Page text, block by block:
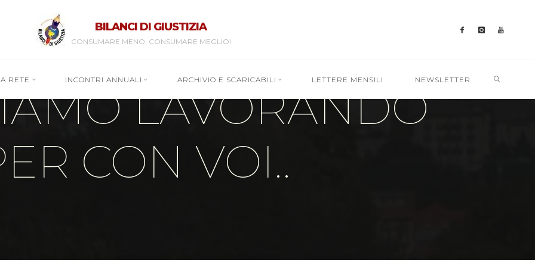
BILANCI DI GIUSTIZIA
CONSUMARE MENO, CONSUMARE MEGLIO!
RETE INCONTRI ANNUALI ARCHIVIO E SCARICABILI LETTERE MENSILI NEWSLETTER
LAVORANDO
CON VOI..